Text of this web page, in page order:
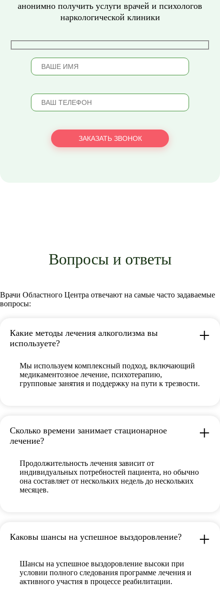
анонимно получить услуги врачей и психологов
наркологической клиники
Вопросы и ответы
Врачи Областного Центра отвечают на самые часто задаваемые
вопросы:
Какие методы лечения алкоголизма вы
используете?
Мы используем комплексный подход, включающий
медикаментозное лечение, психотерапию,
групповые занятия и поддержку на пути к трезвости.
Сколько времени занимает стационарное
лечение?
Продолжительность лечения зависит от
индивидуальных потребностей пациента, но обычно
она составляет от нескольких недель до нескольких
месяцев.
Каковы шансы на успешное выздоровление?
Шансы на успешное выздоровление высоки при
условии полного следования программе лечения и
активного участия в процессе реабилитации.